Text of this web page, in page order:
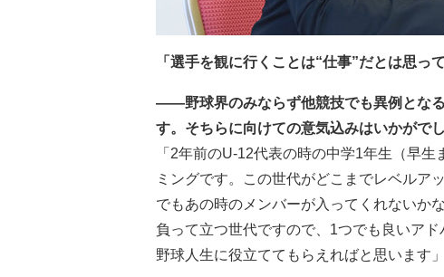
「選手を観に行くことは“仕事”だとは思っ
――野球界のみならず他競技でも異例とな
す。そちらに向けての意気込みはいかがで
「2年前のU-12代表の時の中学1年生（早
ミングです。この世代がどこまでレベルア
でもあの時のメンバーが入ってくれないか
負って立つ世代ですので、1つでも良いア
野球人生に役立ててもらえればと思います」